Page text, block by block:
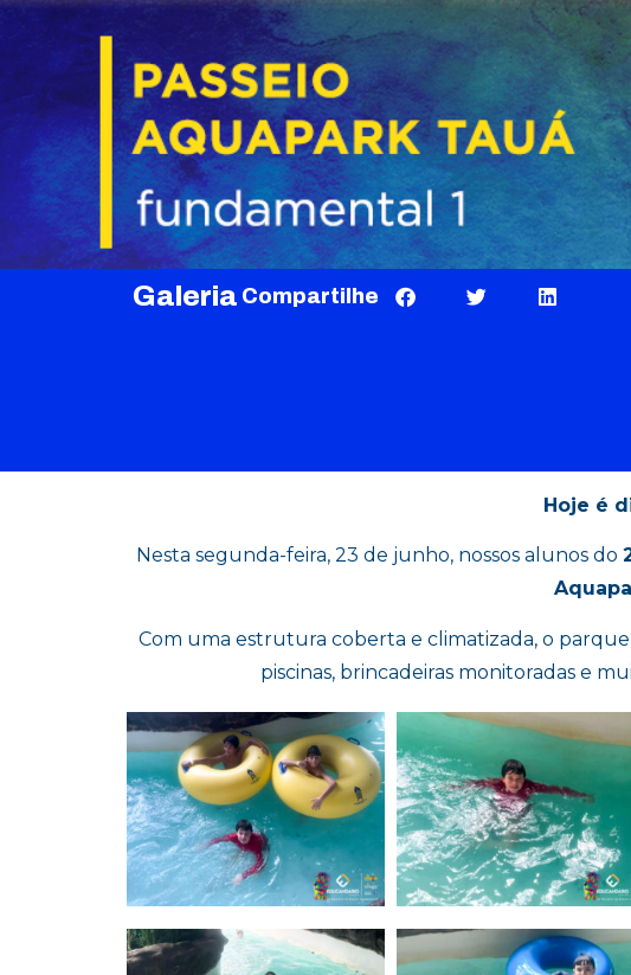
Galeria Compartilhe
Hoje é
Nesta segunda-feira, 23 de junho, nossos alunos do
Com uma estrutura coberta e climatizada, o
piscinas, brincadeiras monitoradas e